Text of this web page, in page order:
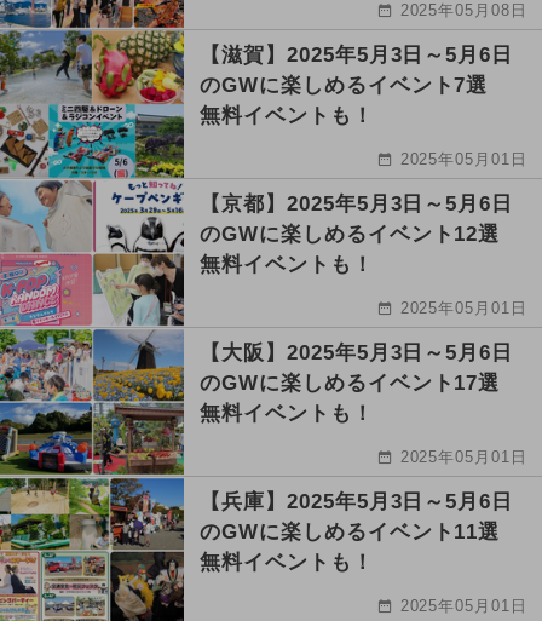
2025年05月08日
【滋賀】2025年5月3日～5月6日
のGWに楽しめるイベント7選
無料イベントも！
2025年05月01日
【京都】2025年5月3日～5月6日
のGWに楽しめるイベント12選
無料イベントも！
2025年05月01日
【大阪】2025年5月3日～5月6日
のGWに楽しめるイベント17選
無料イベントも！
2025年05月01日
【兵庫】2025年5月3日～5月6日
のGWに楽しめるイベント11選
無料イベントも！
2025年05月01日